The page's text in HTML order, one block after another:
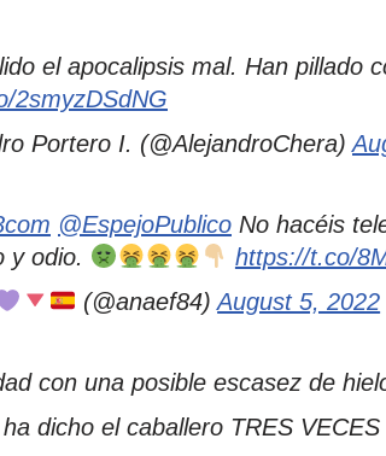
el apocalipsis mal. Han pillado
2smyzDSdNG
Portero I. (@AlejandroChera)
@EspejoPublico No hacéis
y odio.
https://t.co/
(@anaef84)August 5, 2022
con una posible escasez de
dicho el caballero TRES